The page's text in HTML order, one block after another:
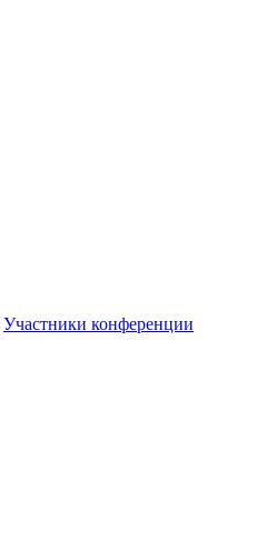
Участники конференции